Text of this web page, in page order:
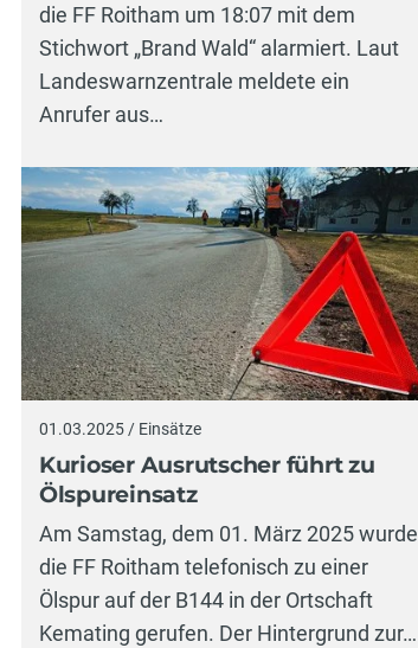
die FF Roitham um 18:07 mit dem
Stichwort „Brand Wald“ alarmiert. Laut
Landeswarnzentrale meldete ein
Anrufer aus…
01.03.2025 / Einsätze
Kurioser Ausrutscher führt zu
Ölspureinsatz
Am Samstag, dem 01. März 2025 wurde
die FF Roitham telefonisch zu einer
Ölspur auf der B144 in der Ortschaft
Kemating gerufen. Der Hintergrund zur…